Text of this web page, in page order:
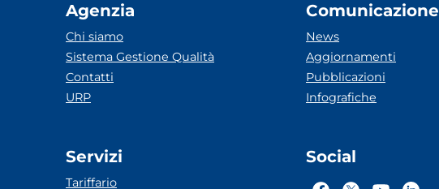
Agenzia
Chi siamo
Sistema Gestione Qualità
Contatti
URP
Servizi
Tariffario
Comunicazione
News
Aggiornamenti
Pubblicazioni
Infografiche
Social